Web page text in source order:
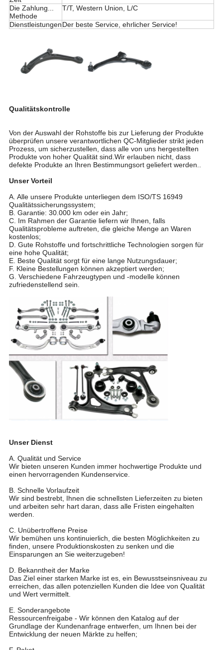
Die Zahlung...
Methode
T/T, Western Union, L/C
DienstleistungenDer beste Service, ehrlicher Service!
Qualitätskontrolle
Von der Auswahl der Rohstoffe bis zur Lieferung der Produkte
überprüfen unsere verantwortlichen QC-Mitglieder strikt jeden
Prozess, um sicherzustellen, dass alle von uns hergestellten
Produkte von hoher Qualität sind.Wir erlauben nicht, dass
defekte Produkte an Ihren Bestimmungsort geliefert werden..
Unser Vorteil
A. Alle unsere Produkte unterliegen dem ISO/TS 16949
Qualitätssicherungssystem;
B. Garantie: 30.000 km oder ein Jahr;
C. Im Rahmen der Garantie liefern wir Ihnen, falls
Qualitätsprobleme auftreten, die gleiche Menge an Waren
kostenlos;
D. Gute Rohstoffe und fortschrittliche Technologien sorgen für
eine hohe Qualität;
E. Beste Qualität sorgt für eine lange Nutzungsdauer;
F. Kleine Bestellungen können akzeptiert werden;
G. Verschiedene Fahrzeugtypen und -modelle können
zufriedenstellend sein.
Unser Dienst
A. Qualität und Service
Wir bieten unseren Kunden immer hochwertige Produkte und
einen hervorragenden Kundenservice.
B. Schnelle Vorlaufzeit
Wir sind bestrebt, Ihnen die schnellsten Lieferzeiten zu bieten
und arbeiten sehr hart daran, dass alle Fristen eingehalten
werden.
C. Unübertroffene Preise
Wir bemühen uns kontinuierlich, die besten Möglichkeiten zu
finden, unsere Produktionskosten zu senken und die
Einsparungen an Sie weiterzugeben!
D. Bekanntheit der Marke
Das Ziel einer starken Marke ist es, ein Bewusstseinsniveau zu
erreichen, das allen potenziellen Kunden die Idee von Qualität
und Wert vermittelt.
E. Sonderangebote
Ressourcenfreigabe - Wir können den Katalog auf der
Grundlage der Kundenanfrage entwerfen, um Ihnen bei der
Entwicklung der neuen Märkte zu helfen;